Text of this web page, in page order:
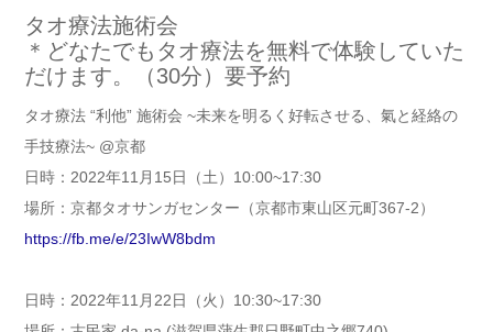
タオ療法施術会
＊どなたでもタオ療法を無料で体験していた
だけます。（30分）要予約
タオ療法 “利他” 施術会 ~未来を明るく好転させる、氣と経絡の
手技療法~ @京都
日時：2022年11月15日（土）10:00~17:30
場所：京都タオサンガセンター（京都市東山区元町367-2）
https://fb.me/e/23IwW8bdm
日時：2022年11月22日（火）10:30~17:30